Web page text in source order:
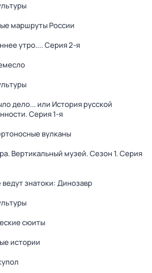
маршруты России
утро.... Серия 2-я
дело... или История русской
. Серия 1-я
вулканы
Вертикальный музей. Сезон 1. Серия
знатоки: Динозавр
сюиты
истории